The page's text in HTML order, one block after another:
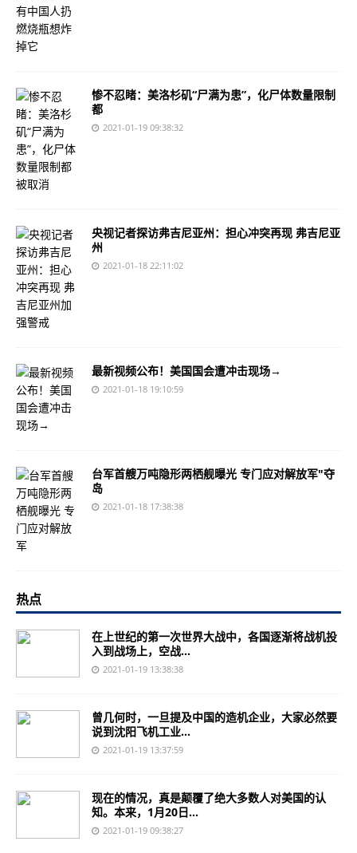
惨不忍睹：美洛杉矶“尸满为患”，化尸体数量限制
都
2021-01-19 09:38:32
央视记者探访弗吉尼亚州：担心冲突再现 弗吉尼亚
州
2021-01-18 22:11:02
最新视频公布！美国国会遭冲击现场→
2021-01-18 19:10:59
台军首艘万吨隐形两栖舰曝光 专门应对解放军"夺
岛
2021-01-18 17:38:38
热点
在上世纪的第一次世界大战中，各国逐渐将战机投
入到战场上，空战...
2021-01-19 13:38:38
曾几何时，一旦提及中国的造机企业，大家必然要
说到沈阳飞机工业...
2021-01-19 13:37:59
现在的情况，真是颠覆了绝大多数人对美国的认
知。本来，1月20日...
2021-01-19 09:38:27